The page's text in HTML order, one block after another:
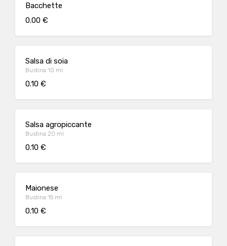
Bacchette
0.00 €
Salsa di soia
Bustina 10 ml
0.10 €
Salsa agropiccante
Bustina 20 ml
0.10 €
Maionese
Bustina 15 ml
0.10 €